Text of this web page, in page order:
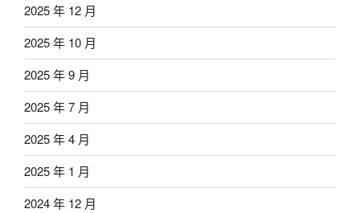
2025 年 12 月
2025 年 10 月
2025 年 9 月
2025 年 7 月
2025 年 4 月
2025 年 1 月
2024 年 12 月